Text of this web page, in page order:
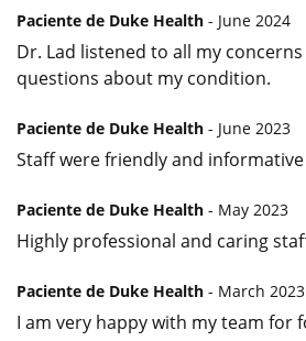
Paciente de Duke Health - June 2024
Dr. Lad listened to all my
questions about my condition.
Paciente de Duke Health - June 2023
Staff were friendly and informative
Paciente de Duke Health - May 2023
Highly professional and caring
Paciente de Duke Health - March 2023
I am very happy with my team for